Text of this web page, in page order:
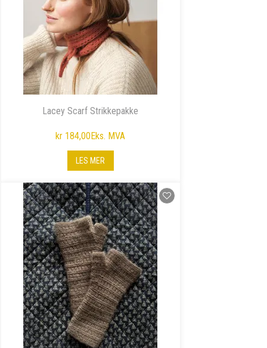
Lacey Scarf Strikkepakke
kr 184,00Eks. MVA
LES MER